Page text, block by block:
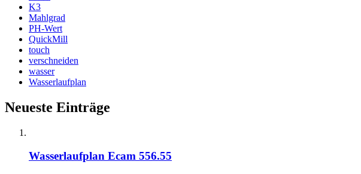
K3
Mahlgrad
PH-Wert
QuickMill
touch
verschneiden
wasser
Wasserlaufplan
Neueste Einträge
Wasserlaufplan Ecam 556.55